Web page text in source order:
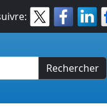
Rechercher